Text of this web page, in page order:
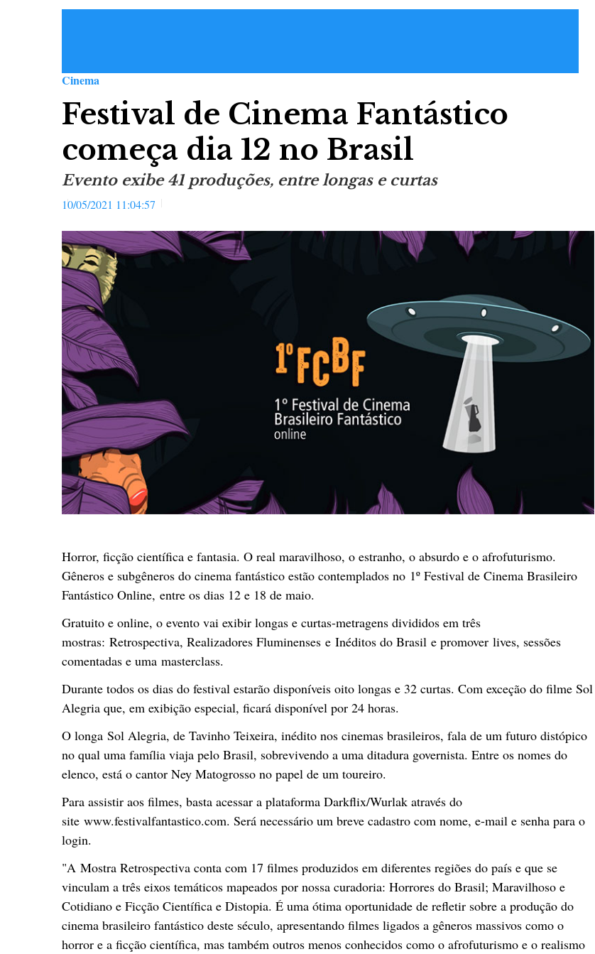
Cinema
Festival de Cinema Fantástico
começa dia 12 no Brasil
Evento exibe 41 produções, entre longas e curtas
10/05/2021 11:04:57
Horror, ficção científica e fantasia. O real maravilhoso, o estranho, o absurdo e o afrofuturismo.
Gêneros e subgêneros do cinema fantástico estão contemplados no 1º Festival de Cinema Brasileiro
Fantástico Online, entre os dias 12 e 18 de maio.
Gratuito e online, o evento vai exibir longas e curtas-metragens divididos em três
mostras: Retrospectiva, Realizadores Fluminenses e Inéditos do Brasil e promover lives, sessões
comentadas e uma masterclass.
Durante todos os dias do festival estarão disponíveis oito longas e 32 curtas. Com exceção do filme Sol
Alegria que, em exibição especial, ficará disponível por 24 horas.
O longa Sol Alegria, de Tavinho Teixeira, inédito nos cinemas brasileiros, fala de um futuro distópico
no qual uma família viaja pelo Brasil, sobrevivendo a uma ditadura governista. Entre os nomes do
elenco, está o cantor Ney Matogrosso no papel de um toureiro.
Para assistir aos filmes, basta acessar a plataforma Darkflix/Wurlak através do
site www.festivalfantastico.com. Será necessário um breve cadastro com nome, e-mail e senha para o
login.
"A Mostra Retrospectiva conta com 17 filmes produzidos em diferentes regiões do país e que se
vinculam a três eixos temáticos mapeados por nossa curadoria: Horrores do Brasil; Maravilhoso e
Cotidiano e Ficção Científica e Distopia. É uma ótima oportunidade de refletir sobre a produção do
cinema brasileiro fantástico deste século, apresentando filmes ligados a gêneros massivos como o
horror e a ficção científica, mas também outros menos conhecidos como o afrofuturismo e o realismo